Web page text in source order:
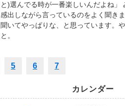
と)選んでる時が一番楽しいんだよね」
感出しながら言っているのをよく聞き
聞いてやっぱりな、と思っています。や
と。
5 6 7
カレンダー